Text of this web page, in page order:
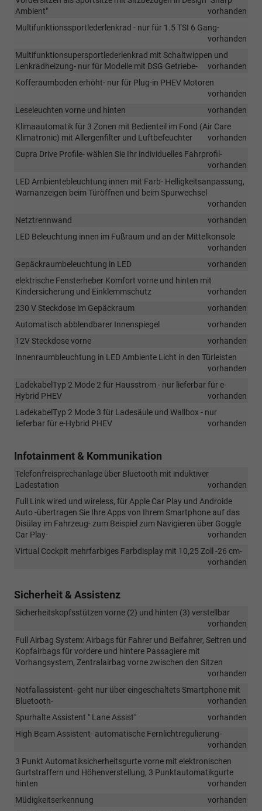
Ambient"
vorhanden
Multifunktionssportlederlenkrad - nur für 1.5 TSI 6 Gang-
vorhanden
Multifunktionsupersportlederlenkrad mit Schaltwippen und
Lenkradheizung- nur für Modelle mit DSG Getriebe-
vorhanden
Kofferaumboden erhöht- nur für Plug-in PHEV Motoren
vorhanden
Leseleuchten vorne und hinten
vorhanden
Klimaautomatik für 3 Zonen mit Bedienteil im Fond (Air Care
Klimatronic) mit Allergenfilter und Luftbefeuchter
vorhanden
Cupra Drive Profile- wählen Sie Ihr individuelles Fahrprofil-
vorhanden
LED Ambientebleuchtung innen mit Farb- Helligkeitsanpassung,
Warnanzeigen beim Türöffnen und beim Spurwechsel
vorhanden
Netztrennwand
vorhanden
LED Beleuchtung innen im Fußraum und an der Mittelkonsole
vorhanden
Gepäckraumbeleuchtung in LED
vorhanden
elektrische Fensterheber Komfort vorne und hinten mit
Kindersicherung und Einklemmschutz
vorhanden
230 V Steckdose im Gepäckraum
vorhanden
Automatisch abblendbarer Innenspiegel
vorhanden
12V Steckdose vorne
vorhanden
Innenraumbleuchtung in LED Ambiente Licht in den Türleisten
vorhanden
LadekabelTyp 2 Mode 2 für Hausstrom - nur lieferbar für e-
Hybrid PHEV
vorhanden
LadekabelTyp 2 Mode 3 für Ladesäule und Wallbox - nur
lieferbar für e-Hybrid PHEV
vorhanden
Infotainment & Kommunikation
Telefonfreisprechanlage über Bluetooth mit induktiver
Ladestation
vorhanden
Full Link wired und wireless, für Apple Car Play und Androide
Auto -übertragen Sie Ihre Apps von Ihrem Smartphone auf das
Disülay im Fahrzeug- zum Beispiel zum Navigieren über Goggle
Car Play-
vorhanden
Virtual Cockpit mehrfarbiges Farbdisplay mit 10,25 Zoll -26 cm-
vorhanden
Sicherheit & Assistenz
Sicherheitskopfsstützen vorne (2) und hinten (3) verstellbar
vorhanden
Full Airbag System: Airbags für Fahrer und Beifahrer, Seitren und
Kopfairbags für vordere und hintere Passagiere mit
Vorhangsystem, Zentralairbag vorne zwischen den Sitzen
vorhanden
Notfallassistent- geht nur über eingeschaltets Smartphone mit
Bluetooth-
vorhanden
Spurhalte Assistent " Lane Assist"
vorhanden
High Beam Assistent- automatische Fernlichtregulierung-
vorhanden
3 Punkt Automatiksicherheitsgurte vorne mit elektronischen
Gurtstraffern und Höhenverstellung, 3 Punktautomatikgurte
hinten
vorhanden
Müdigkeitserkennung
vorhanden